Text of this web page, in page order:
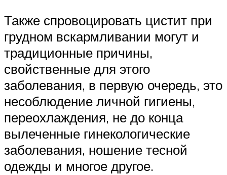
Также спровоцировать цистит при
грудном вскармливании могут и
традиционные причины,
свойственные для этого
заболевания, в первую очередь, это
несоблюдение личной гигиены,
переохлаждения, не до конца
вылеченные гинекологические
заболевания, ношение тесной
одежды и многое другое.